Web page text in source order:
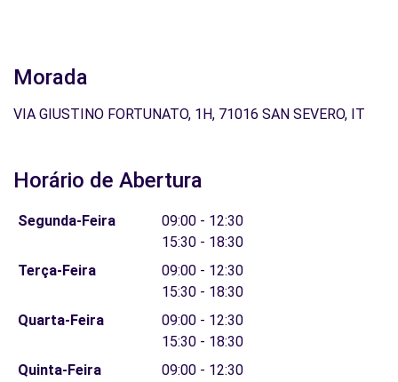
Morada
VIA GIUSTINO FORTUNATO, 1H, 71016 SAN SEVERO, IT
Horário de Abertura
Segunda-Feira
09:00 - 12:30
15:30 - 18:30
Terça-Feira
09:00 - 12:30
15:30 - 18:30
Quarta-Feira
09:00 - 12:30
15:30 - 18:30
Quinta-Feira
09:00 - 12:30